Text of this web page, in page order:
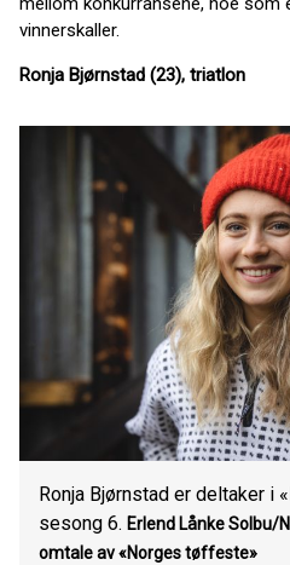
vinnerskaller.
Ronja Bjørnstad (23), triatlon
Ronja Bjørnstad er deltaker i
sesong 6. Erlend Lånke Solbu/
omtale av «Norges tøffeste»